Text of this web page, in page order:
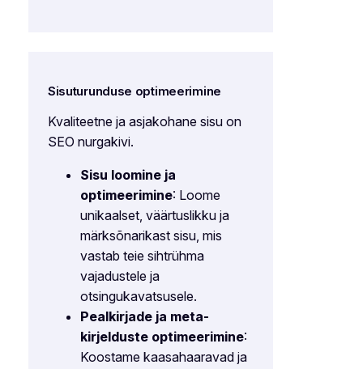
Sisuturunduse optimeerimine
Kvaliteetne ja asjakohane sisu on
SEO nurgakivi.
Sisu loomine ja
optimeerimine: Loome
unikaalset, väärtuslikku ja
märksõnarikast sisu, mis
vastab teie sihtrühma
vajadustele ja
otsingukavatsusele.
Pealkirjade ja meta-
kirjelduste optimeerimine:
Koostame kaasahaaravad ja